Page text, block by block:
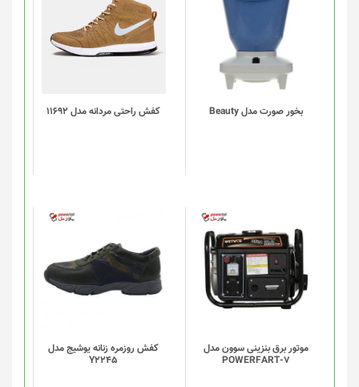
بخور صورت مدل Beauty کفش راحتی مردانه مدل 11692
محصول
دارای
انواع
مختلفی
گزینه
محصول
شوند
موتور برق بنزینی سوون مدل
POWERFART-7
کفش روزمره زنانه یوشیج مدل
Y2245